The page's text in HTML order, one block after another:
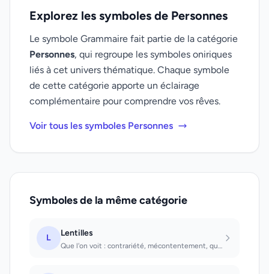
Explorez les symboles de Personnes
Le symbole Grammaire fait partie de la catégorie
Personnes, qui regroupe les symboles oniriques
liés à cet univers thématique. Chaque symbole
de cette catégorie apporte un éclairage
complémentaire pour comprendre vos rêves.
Voir tous les symboles Personnes
Symboles de la même catégorie
L Lentilles
Que l'on voit : contrariété, mécontentement, querelle. Que l'on mange : il faudr...